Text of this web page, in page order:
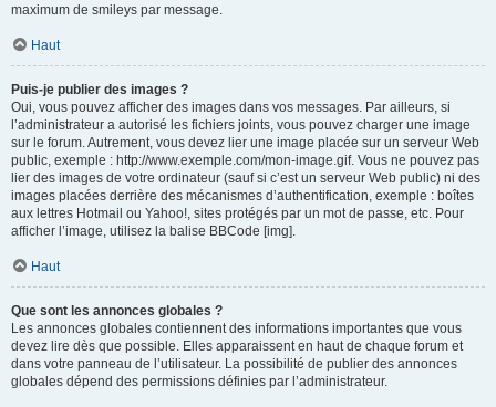
maximum de smileys par message.
Haut
Puis-je publier des images ?
Oui, vous pouvez afficher des images dans vos messages. Par ailleurs, si
l’administrateur a autorisé les fichiers joints, vous pouvez charger une image
sur le forum. Autrement, vous devez lier une image placée sur un serveur Web
public, exemple : http://www.exemple.com/mon-image.gif. Vous ne pouvez pas
lier des images de votre ordinateur (sauf si c’est un serveur Web public) ni des
images placées derrière des mécanismes d’authentification, exemple : boîtes
aux lettres Hotmail ou Yahoo!, sites protégés par un mot de passe, etc. Pour
afficher l’image, utilisez la balise BBCode [img].
Haut
Que sont les annonces globales ?
Les annonces globales contiennent des informations importantes que vous
devez lire dès que possible. Elles apparaissent en haut de chaque forum et
dans votre panneau de l’utilisateur. La possibilité de publier des annonces
globales dépend des permissions définies par l’administrateur.